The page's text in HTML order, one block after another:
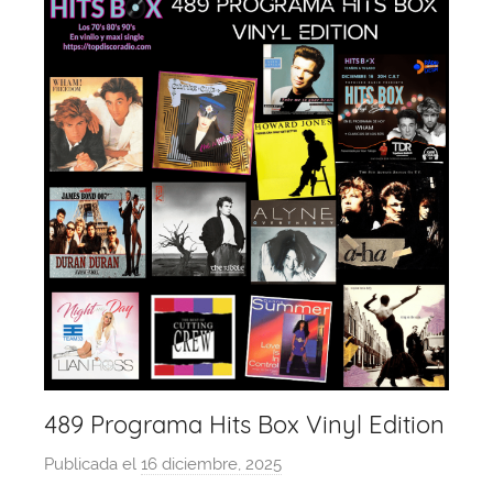
489 Programa Hits Box Vinyl Edition
Publicada el 16 diciembre, 2025